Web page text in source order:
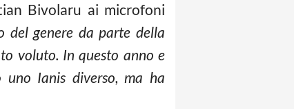
Bivolaru ai microfoni
del genere da parte della
voluto. In questo anno e
uno Ianis diverso, ma ha